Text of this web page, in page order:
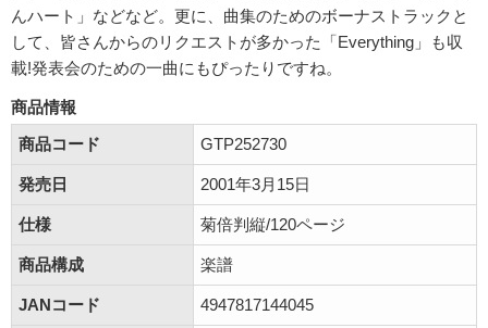
んハート」などなど。更に、曲集のためのボーナストラックと
して、皆さんからのリクエストが多かった「Everything」も収
載!発表会のための一曲にもぴったりですね。
商品情報
商品コード
GTP252730
発売日 2001年3月15日
仕様 菊倍判縦/120ページ
商品構成 楽譜
JANコード 4947817144045